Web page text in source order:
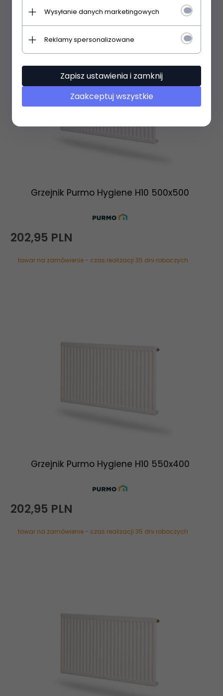
Grzejnik Purmo Hygiene H10 500x500
202,95 PLN
towar na zamówienie - czas realizacji 35 dni roboczych
Grzejnik Purmo Hygiene H10 550x400
202,95 PLN
towar na zamówienie - czas realizacji 35 dni roboczych
Wysyłanie danych marketingowych
Reklamy spersonalizowane
Zapisz ustawienia i zamknij
Zaakceptuj wszystkie